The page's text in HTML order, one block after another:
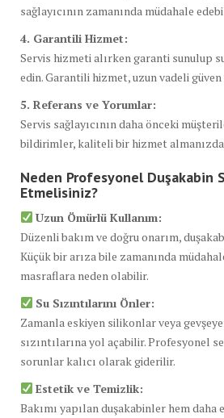
sağlayıcının zamanında müdahale
4. Garantili Hizmet:
Servis hizmeti alırken garanti sunulup
edin. Garantili hizmet, uzun vadeli güven
5. Referans ve Yorumlar:
Servis sağlayıcının daha önceki
bildirimler, kaliteli bir hizmet
Neden Profesyonel Duşakabin
Etmelisiniz?
Uzun Ömürlü Kullanım:
Düzenli bakım ve doğru onarım,
Küçük bir arıza bile zamanında
masraflara neden olabilir.
Su Sızıntılarını Önler:
Zamanla eskiyen silikonlar veya
sızıntılarına yol açabilir. Profesyonel
sorunlar kalıcı olarak giderilir.
Estetik ve Temizlik:
Bakımı yapılan duşakabinler hem